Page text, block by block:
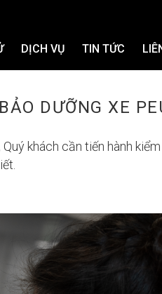
DỊCH VỤ TIN TỨC
DƯỠNG XE
khách cần tiến hành